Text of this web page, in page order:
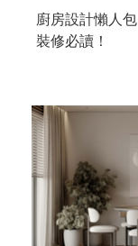
廚房設計懶人
裝修必讀！